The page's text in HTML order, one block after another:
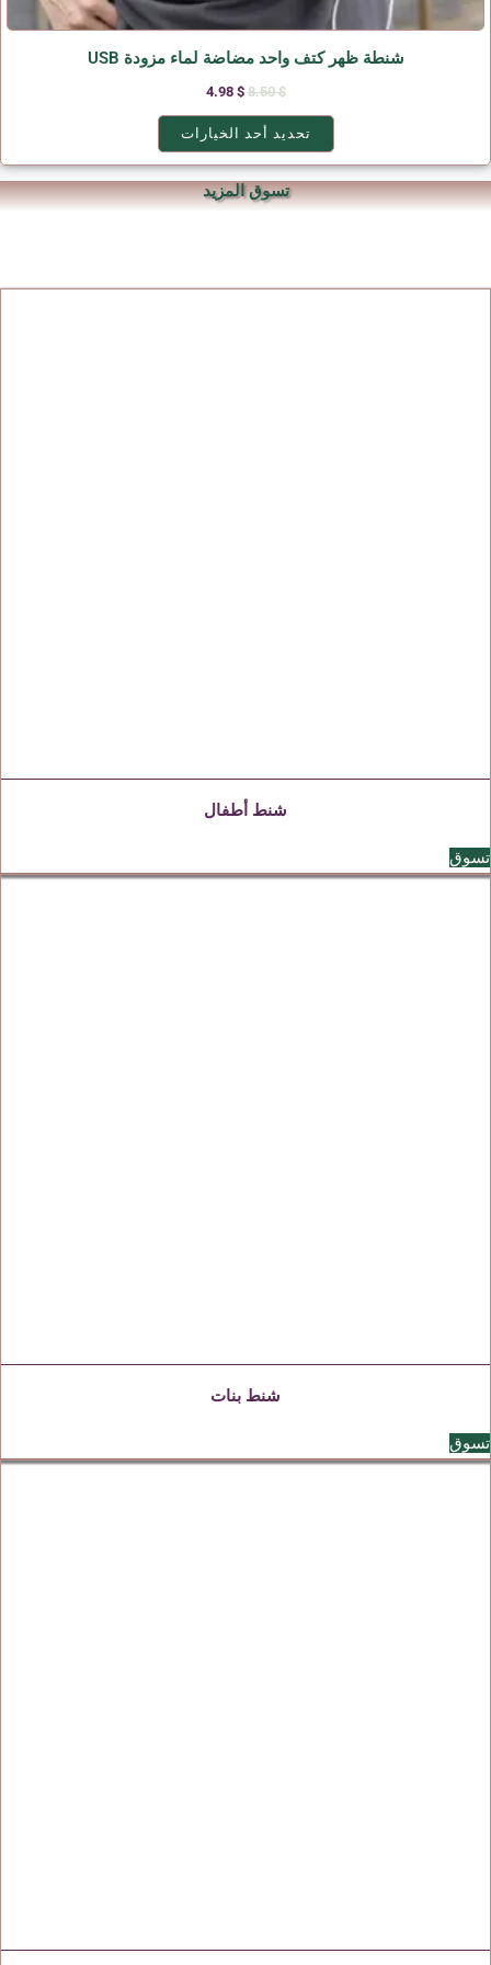
شنطة ظهر كتف واحد مضاضة لماء مزودة USB
8.50$
4.98 $
تحديد أحد الخيارات
تسوق المزيد
شنط أطفال
تسوق
شنط بنات
تسوق